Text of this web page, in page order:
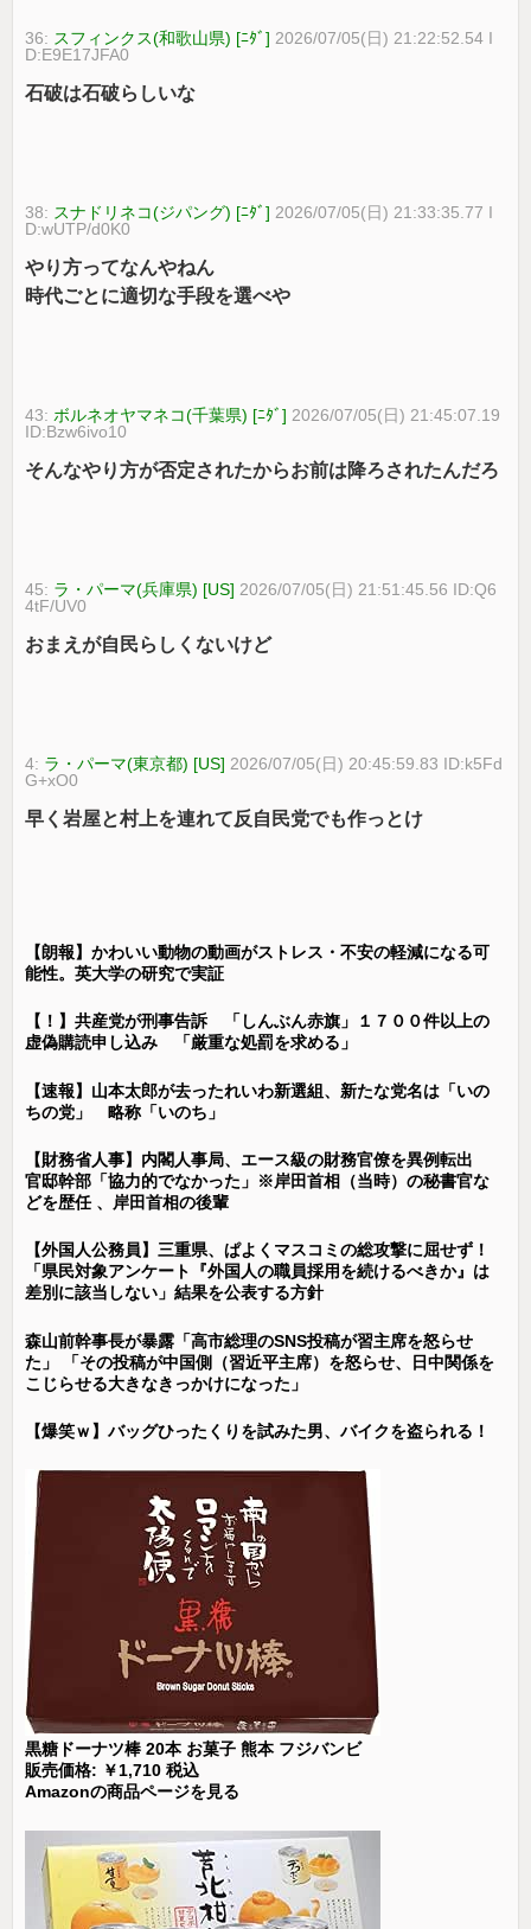
36: スフィンクス(和歌山県) [ﾆﾀﾞ] 2026/07/05(日) 21:22:52.54 I
D:E9E17JFA0
石破は石破らしいな
38: スナドリネコ(ジパング) [ﾆﾀﾞ] 2026/07/05(日) 21:33:35.77 I
D:wUTP/d0K0
やり方ってなんやねん
時代ごとに適切な手段を選べや
43: ボルネオヤマネコ(千葉県) [ﾆﾀﾞ] 2026/07/05(日) 21:45:07.19
ID:Bzw6ivo10
そんなやり方が否定されたからお前は降ろされたんだろ
45: ラ・パーマ(兵庫県) [US] 2026/07/05(日) 21:51:45.56 ID:Q6
4tF/UV0
おまえが自民らしくないけど
4: ラ・パーマ(東京都) [US] 2026/07/05(日) 20:45:59.83 ID:k5Fd
G+xO0
早く岩屋と村上を連れて反自民党でも作っとけ
【朗報】かわいい動物の動画がストレス・不安の軽減になる可
能性。英大学の研究で実証
【！】共産党が刑事告訴 「しんぶん赤旗」１７００件以上の
虚偽購読申し込み 「厳重な処罰を求める」
【速報】山本太郎が去ったれいわ新選組、新たな党名は「いの
ちの党」 略称「いのち」
【財務省人事】内閣人事局、エース級の財務官僚を異例転出
官邸幹部「協力的でなかった」※岸田首相（当時）の秘書官な
どを歴任 、岸田首相の後輩
【外国人公務員】三重県、ぱよくマスコミの総攻撃に屈せず！
「県民対象アンケート『外国人の職員採用を続けるべきか』は
差別に該当しない」結果を公表する方針
森山前幹事長が暴露「高市総理のSNS投稿が習主席を怒らせ
た」 「その投稿が中国側（習近平主席）を怒らせ、日中関係を
こじらせる大きなきっかけになった」
【爆笑ｗ】バッグひったくりを試みた男、バイクを盗られる！
黒糖ドーナツ棒 20本 お菓子 熊本 フジバンビ
販売価格: ￥1,710 税込
Amazonの商品ページを見る